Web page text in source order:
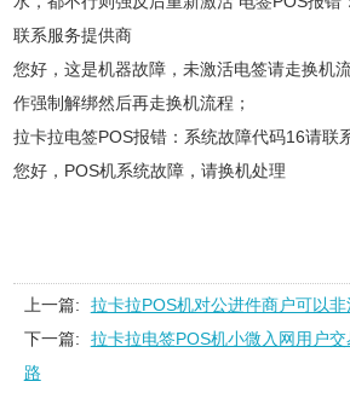
联系服务提供商
您好，这是机器故障，未激活电签请走换机
作强制解绑然后再走换机流程；
拉卡拉电签POS报错：系统故障代码16请联
您好，POS机系统故障，请换机处理
上一篇:
拉卡拉POS机对公进件商户可以非
下一篇:
拉卡拉电签POS机小微入网用户
路